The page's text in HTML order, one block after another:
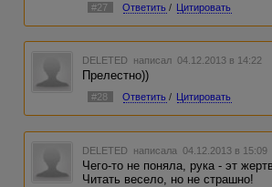
#27 Ответить / Цитировать
DELETED написал 04.12.2013 в 14:22
Прелестно))
#28 Ответить / Цитировать
DELETED написала 04.12.2013 в 15:09
Чего-то не поняла, рука - эт
Читать весело, но не страшно!